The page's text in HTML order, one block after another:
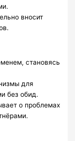
вносит
становясь
для
без обид.
о проблемах